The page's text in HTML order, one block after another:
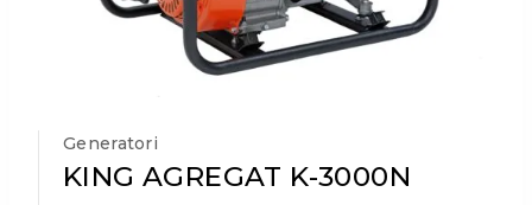
Generatori
KING AGREGAT K-3000N